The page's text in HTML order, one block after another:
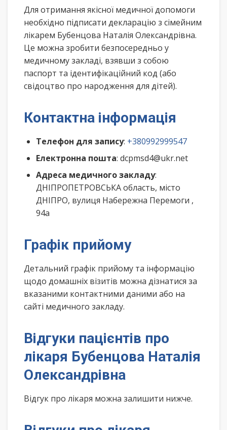
Для отримання якісної медичної допомоги
необхідно підписати декларацію з сімейним
лікарем Бубенцова Наталія Олександрівна.
Це можна зробити безпосередньо у
медичному закладі, взявши з собою
паспорт та ідентифікаційний код (або
свідоцтво про народження для дітей).
Контактна інформація
Телефон для запису: +380992999547
Електронна пошта: dcpmsd4@ukr.net
Адреса медичного закладу:
ДНІПРОПЕТРОВСЬКА область, місто
ДНІПРО, вулиця Набережна Перемоги ,
94а
Графік прийому
Детальний графік прийому та інформацію
щодо домашніх візитів можна дізнатися за
вказаними контактними даними або на
сайті медичного закладу.
Відгуки пацієнтів про
лікаря Бубенцова Наталія
Олександрівна
Відгук про лікаря можна залишити нижче.